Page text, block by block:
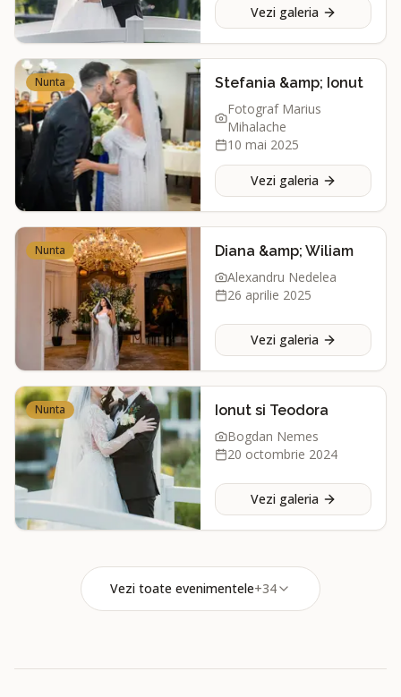
Vezi galeria
Nunta
Stefania &amp; Ionut
Fotograf Marius
Mihalache
10 mai 2025
Vezi galeria
Nunta
Diana &amp; Wiliam
Alexandru Nedelea
26 aprilie 2025
Vezi galeria
Nunta
Ionut si Teodora
Bogdan Nemes
20 octombrie 2024
Vezi galeria
Vezi toate evenimentele+34